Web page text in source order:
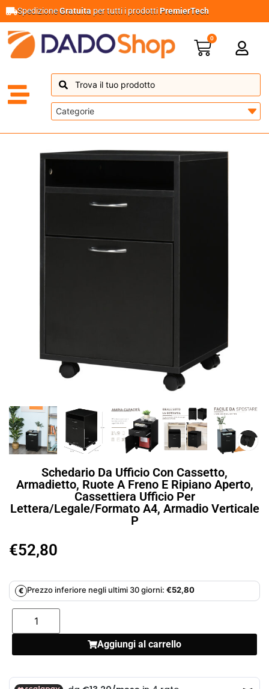
SpedizioneGratuita per tutti i prodottiPremierTech
0
Schedario Da Ufficio Con Cassetto,
Armadietto, Ruote A Freno E Ripiano Aperto,
Cassettiera Ufficio Per
Lettera/legale/formato A4, Armadio Verticale
P
€52,80
€ Prezzo inferiore negli ultimi 30 giorni: €52,80
Aggiungi al carrello